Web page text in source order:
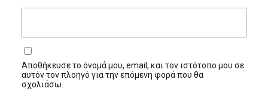
Αποθήκευσε το όνομά μου, email, και τον ιστότοπο μου σε
αυτόν τον πλοηγό για την επόμενη φορά που θα
σχολιάσω.